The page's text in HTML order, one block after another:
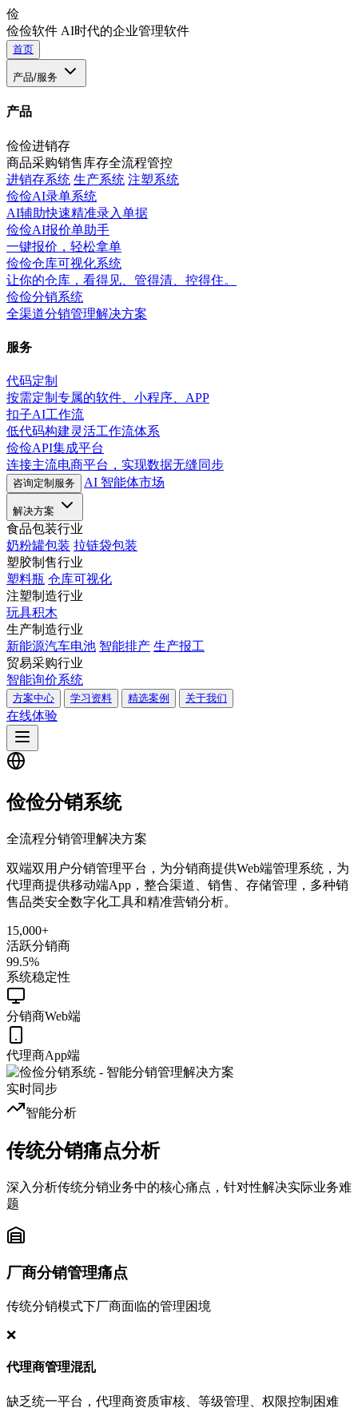
俭
俭俭软件 AI时代的企业管理软件
首页
产品/服务
产品
俭俭进销存
商品采购销售库存全流程管控
进销存系统 生产系统 注塑系统
俭俭AI录单系统
AI辅助快速精准录入单据
俭俭AI报价单助手
一键报价，轻松拿单
俭俭仓库可视化系统
让你的仓库，看得见、管得清、控得住。
俭俭分销系统
全渠道分销管理解决方案
服务
代码定制
按需定制专属的软件、小程序、APP
扣子AI工作流
低代码构建灵活工作流体系
俭俭API集成平台
连接主流电商平台，实现数据无缝同步
咨询定制服务 AI 智能体市场
解决方案
食品包装行业
奶粉罐包装 拉链袋包装
塑胶制售行业
塑料瓶 仓库可视化
注塑制造行业
玩具积木
生产制造行业
新能源汽车电池 智能排产 生产报工
贸易采购行业
智能询价系统
方案中心 学习资料 精选案例 关于我们
在线体验
俭俭分销系统
全流程分销管理解决方案
双端双用户分销管理平台，为分销商提供Web端管理系统，为
代理商提供移动端App，整合渠道、销售、存储管理，多种销
售品类安全数字化工具和精准营销分析。
15,000+
活跃分销商
99.5%
系统稳定性
分销商Web端
代理商App端
实时同步
智能分析
传统分销痛点分析
深入分析传统分销业务中的核心痛点，针对性解决实际业务难
题
厂商分销管理痛点
传统分销模式下厂商面临的管理困境
❌
代理商管理混乱
缺乏统一平台，代理商资质审核、等级管理、权限控制困难